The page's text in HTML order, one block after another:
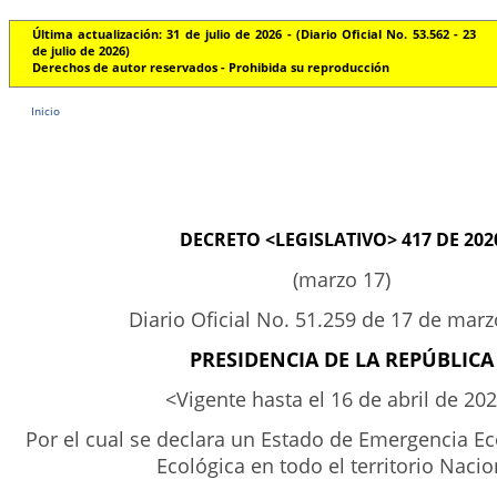
Última actualización: 31 de julio de 2026 - (Diario Oficial No. 53.562 - 23
de julio de 2026)
Derechos de autor reservados - Prohibida su reproducción
Inicio
DECRETO <LEGISLATIVO> 417 DE
(marzo 17)
Diario Oficial No. 51.259 de 17 de
PRESIDENCIA DE LA REPÚBLICA
<Vigente hasta el 16 de abril de
Por el cual se declara un Estado de Emergencia
Ecológica en todo el territorio